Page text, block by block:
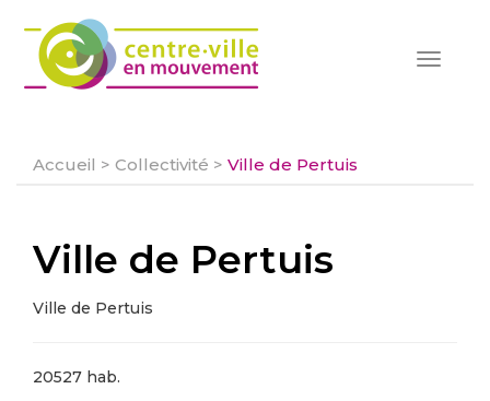
Toggle
Accueil > Collectivité > Ville de Pertuis
Ville de Pertuis
Ville de Pertuis
20527 hab.